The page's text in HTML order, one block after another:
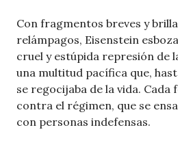
Con fragmentos breves y
relámpagos, Eisenstein
cruel y estúpida represión de
una multitud pacífica que,
se regocijaba de la vida.
contra el régimen, que se
con personas indefensas.